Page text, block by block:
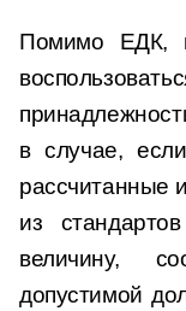
Помимо ЕДК,
в случае,
рассчитанные
из
величину,
допустимой